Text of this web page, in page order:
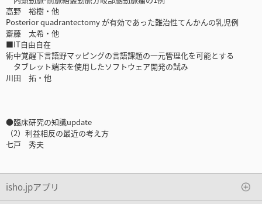
高野 裕樹・他
Posterior quadrantectomy が有効であった難治性てんかんの乳児例
齋藤 太希・他
■IT自由自在
術中覚醒下言語野マッピングの言語課題の一元管理化を可能とする
タブレット端末を使用したソフトウェア開発の試み
川田 拓・他
●臨床研究の知識update
（2）利益相反の最近の考え方
七戸 秀夫
isho.jpアプリ